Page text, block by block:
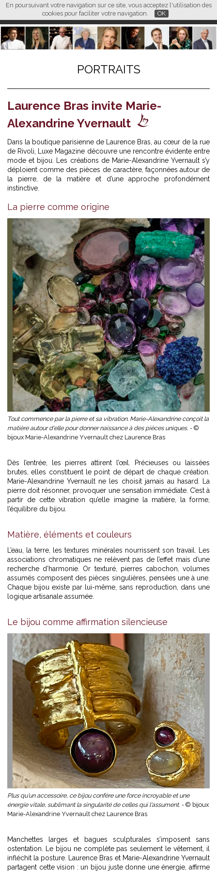
En poursuivant votre navigation sur ce site, vous acceptez l'utilisation des
cookies pour faciliter votre navigation.
OK
FR EN CN
L M
PORTRAITS
Laurence Bras invite Marie-
Alexandrine Yvernault
Dans la boutique parisienne de Laurence Bras, au cœur de la rue
de Rivoli,
Luxe Magazine découvre une rencontre évidente entre
mode et bijou. Les créations de Marie-Alexandrine Yvernault s’y
déploient comme des pièces de caractère, façonnées autour de
la pierre, de la matière et d’une approche profondément
instinctive.
La pierre comme origine
Tout commence par la pierre et sa vibration. Marie-Alexandrine conçoit la
matière autour d'elle pour donner naissance à des pièces uniques. - ©
bijoux Marie-Alexandrine Yvernault chez Laurence Bras
Dès l’entrée, les pierres attirent l’œil. Précieuses ou laissées
brutes, elles constituent le point de départ de chaque création.
Marie-Alexandrine Yvernault ne les choisit jamais au hasard. La
pierre doit résonner, provoquer une sensation immédiate. C’est à
partir de cette vibration qu’elle imagine la matière, la forme,
l’équilibre du bijou.
Matière, éléments et couleurs
L’eau, la terre, les textures minérales nourrissent son travail. Les
associations chromatiques ne relèvent pas de l’effet mais d’une
recherche d’harmonie. Or texturé, pierres cabochon, volumes
assumés composent des pièces singulières, pensées une à une.
Chaque bijou existe par lui-même, sans reproduction, dans une
logique artisanale assumée.
Le bijou comme affirmation silencieuse
Plus qu'un accessoire, ce bijou confère une force incroyable et une
énergie vitale, sublimant la singularité de celles qui l'assument. - © bijoux
Marie-Alexandrine Yvernault chez Laurence Bras
Manchettes larges et bagues sculpturales s’imposent sans
ostentation. Le bijou ne complète pas seulement le vêtement, il
infléchit la posture. Laurence Bras et Marie-Alexandrine Yvernault
partagent cette vision : un bijou juste donne une énergie, affirme